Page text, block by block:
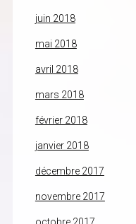
juin 2018
mai 2018
avril 2018
mars 2018
février 2018
janvier 2018
décembre 2017
novembre 2017